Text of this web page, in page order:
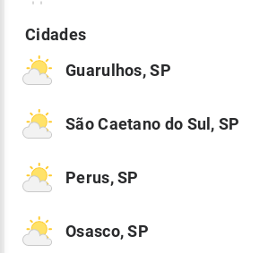
Guarulhos, SP
São Caetano do Sul, SP
Perus, SP
Osasco, SP